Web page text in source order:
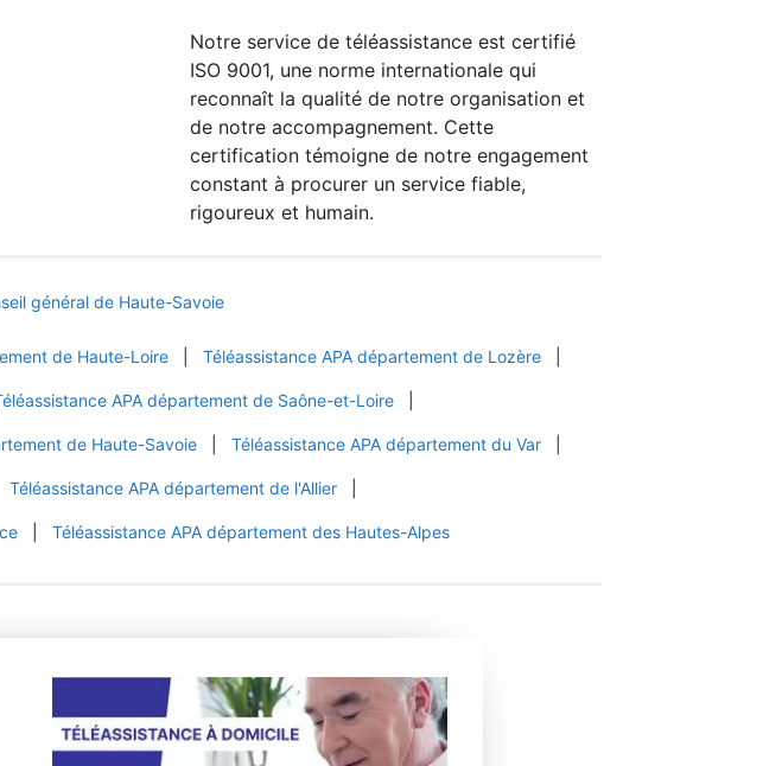
Notre service de téléassistance est certifié
ISO 9001, une norme internationale qui
reconnaît la qualité de notre organisation et
de notre accompagnement. Cette
certification témoigne de notre engagement
constant à procurer un service fiable,
rigoureux et humain.
général de Haute-Savoie
de Haute-Loire Téléassistance APA département de Lozère
APA département de Saône-et-Loire
de Haute-Savoie Téléassistance APA département du Var
Téléassistance APA département de l'Allier
Téléassistance APA département des Hautes-Alpes